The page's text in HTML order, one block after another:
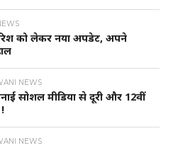
को लेकर नया अपडेट, अपने
NEWS
सोशल मीडिया से दूरी और 12वीं
NEWS